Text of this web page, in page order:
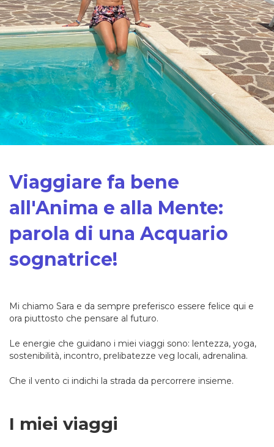
Viaggiare fa bene
all'Anima e alla Mente:
parola di una Acquario
sognatrice!
Mi chiamo Sara e da sempre preferisco essere felice qui e
ora piuttosto che pensare al futuro.
Le energie che guidano i miei viaggi sono: lentezza, yoga,
sostenibilità, incontro, prelibatezze veg locali, adrenalina.
Che il vento ci indichi la strada da percorrere insieme.
I miei viaggi